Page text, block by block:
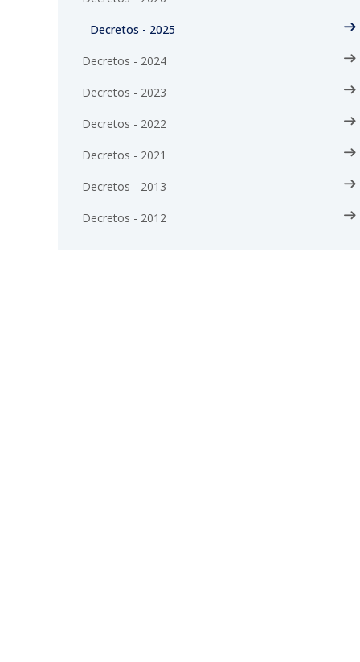
Decretos - 2025
Decretos - 2024
Decretos - 2023
Decretos - 2022
Decretos - 2021
Decretos - 2013
Decretos - 2012